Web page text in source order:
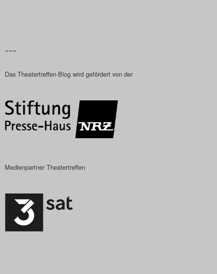
Das Theatertreffen-Blog
2018
2018 Alumni
Das Theatertreffen-Blog
Das Theatertreffen-Blog
–––
Das Theatertreffen-Blog wird gefördert von der
Medienpartner Theatertreffen